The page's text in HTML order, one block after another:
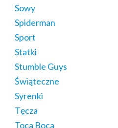
Sowy
Spiderman
Sport
Statki
Stumble Guys
Świąteczne
Syrenki
Tęcza
Toca Boca